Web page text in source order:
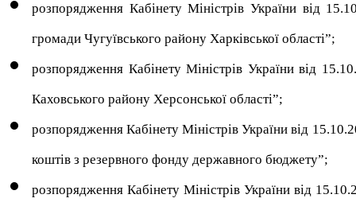
розпорядження Кабінету Міністрів України від
громади Чугуївського району Харківської області”;
розпорядження Кабінету Міністрів України від
Каховського району Херсонської області”;
розпорядження Кабінету Міністрів України від
коштів з резервного фонду державного бюджету”;
розпорядження Кабінету Міністрів України від